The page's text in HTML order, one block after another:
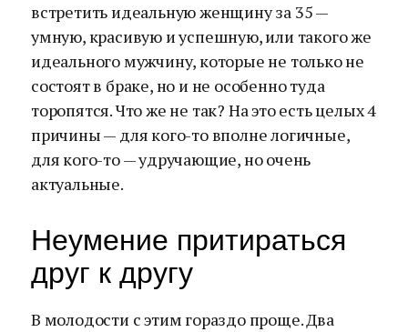
встретить идеальную женщину за 35 —
умную, красивую и успешную, или такого же
идеального мужчину, которые не только не
состоят в браке, но и не особенно туда
торопятся. Что же не так? На это есть целых 4
причины — для кого-то вполне логичные,
для кого-то — удручающие, но очень
актуальные.
Неумение притираться
друг к другу
В молодости с этим гораздо проще. Два